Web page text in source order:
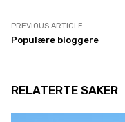
PREVIOUS ARTICLE
Populære bloggere
RELATERTE SAKER